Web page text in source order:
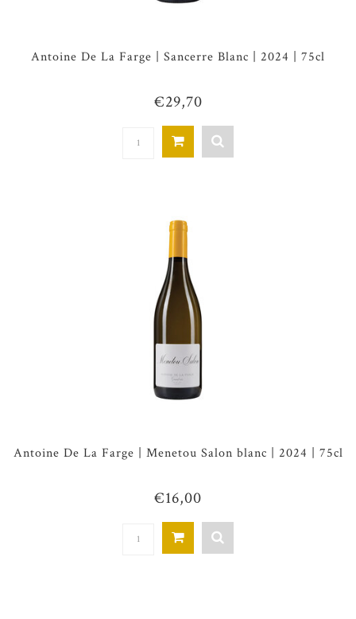
Antoine De La Farge | Sancerre Blanc | 2024 | 75cl
€29,70
Antoine De La Farge | Menetou Salon blanc | 2024 | 75cl
€16,00